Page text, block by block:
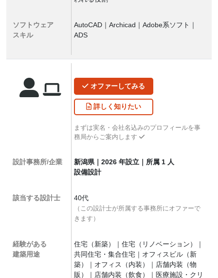
ソフトウェア
スキル
AutoCAD｜Archicad｜Adobe系ソフト｜
ADS
オファーしてみる
詳しく知りたい
まずは実名・会社名込みのプロフィールを事
務局からご案内します
設計事務所/企業
新潟県｜2026 年設立｜所属 1 人
設備設計
該当する設計士 40代
（この設計士が所属する事務所にオファーで
きます）
経験がある
建築用途
住宅（新築）｜住宅（リノベーション）｜
共同住宅・集合住宅｜オフィスビル（新
築）｜オフィス（内装）｜店舗内装（物
販）｜店舗内装（飲食）｜医療施設・クリ